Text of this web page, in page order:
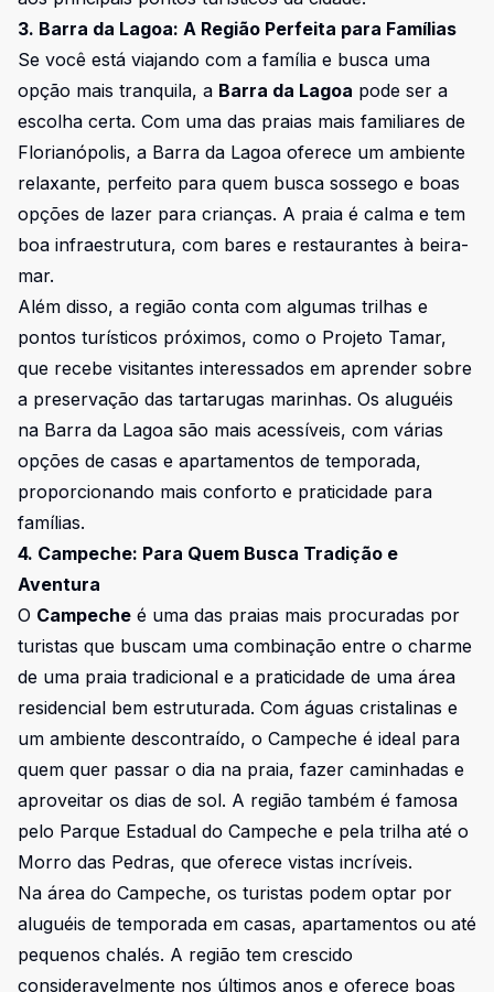
3. Barra da Lagoa: A Região Perfeita para Famílias
Se você está viajando com a família e busca uma
opção mais tranquila, a Barra da Lagoa pode ser a
escolha certa. Com uma das praias mais familiares de
Florianópolis, a Barra da Lagoa oferece um ambiente
relaxante, perfeito para quem busca sossego e boas
opções de lazer para crianças. A praia é calma e tem
boa infraestrutura, com bares e restaurantes à beira-
mar.
Além disso, a região conta com algumas trilhas e
pontos turísticos próximos, como o Projeto Tamar,
que recebe visitantes interessados em aprender sobre
a preservação das tartarugas marinhas. Os aluguéis
na Barra da Lagoa são mais acessíveis, com várias
opções de casas e apartamentos de temporada,
proporcionando mais conforto e praticidade para
famílias.
4. Campeche: Para Quem Busca Tradição e
Aventura
O Campeche é uma das praias mais procuradas por
turistas que buscam uma combinação entre o charme
de uma praia tradicional e a praticidade de uma área
residencial bem estruturada. Com águas cristalinas e
um ambiente descontraído, o Campeche é ideal para
quem quer passar o dia na praia, fazer caminhadas e
aproveitar os dias de sol. A região também é famosa
pelo Parque Estadual do Campeche e pela trilha até o
Morro das Pedras, que oferece vistas incríveis.
Na área do Campeche, os turistas podem optar por
aluguéis de temporada em casas, apartamentos ou até
pequenos chalés. A região tem crescido
consideravelmente nos últimos anos e oferece boas